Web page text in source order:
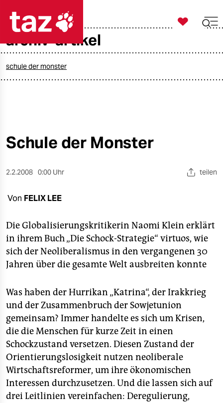
öko
sport
berlin
nord
wahrheit
verlag
verlag
veranstaltungen
shop
fragen & hilfe
unterstützen

taz zahl ich
archiv-artikel
schule der monster
Schule der Monster
2.2.2008 0:00 Uhr teilen
Von FELIX LEE
Die Globalisierungskritikerin Naomi Klein erklärt
in ihrem Buch „Die Schock-Strategie“ virtuos, wie
sich der Neoliberalismus in den vergangenen 30
Jahren über die gesamte Welt ausbreiten konnte
Was haben der Hurrikan „Katrina“, der Irakkrieg
und der Zusammenbruch der Sowjetunion
gemeinsam? Immer handelte es sich um Krisen,
die die Menschen für kurze Zeit in einen
Schockzustand versetzen. Diesen Zustand der
Orientierungslosigkeit nutzen neoliberale
Wirtschaftsreformer, um ihre ökonomischen
Interessen durchzusetzen. Und die lassen sich auf
drei Leitlinien vereinfachen: Deregulierung,